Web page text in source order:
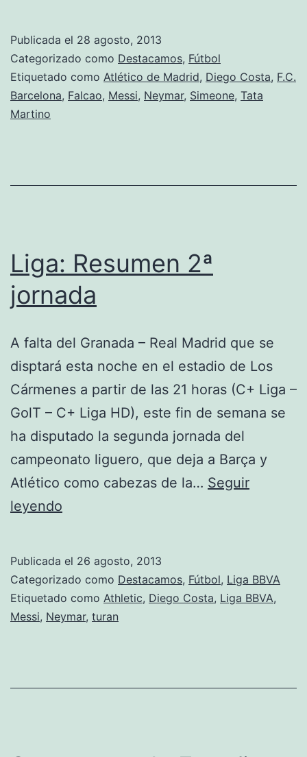
Vuelta
Publicada el 28 agosto, 2013
Categorizado como Destacamos, Fútbol
Etiquetado como Atlético de Madrid, Diego Costa, F.C.
Barcelona, Falcao, Messi, Neymar, Simeone, Tata
Martino
Liga: Resumen 2ª
jornada
A falta del Granada – Real Madrid que se
disptará esta noche en el estadio de Los
Cármenes a partir de las 21 horas (C+ Liga –
GolT – C+ Liga HD), este fin de semana se
ha disputado la segunda jornada del
campeonato liguero, que deja a Barça y
Atlético como cabezas de la… Seguir
leyendo
jornada
Publicada el 26 agosto, 2013
Categorizado como Destacamos, Fútbol, Liga BBVA
Etiquetado como Athletic, Diego Costa, Liga BBVA,
Messi, Neymar, turan